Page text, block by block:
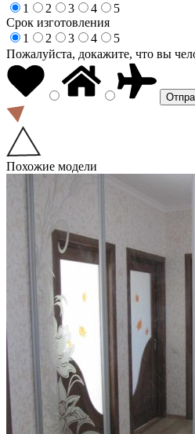
1
2 3 4
5
Срок изготовления
1
2 3 4
5
Пожалуйста, докажите, что вы
Похожие модели